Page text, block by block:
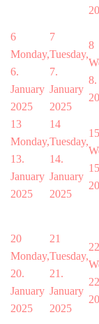
6
Monday,
6.
January
2025
7
Tuesday,
7.
January
2025
8
8.
13
Monday,
13.
January
2025
14
Tuesday,
14.
January
2025
15
20
Monday,
20.
January
2025
21
Tuesday,
21.
January
2025
22